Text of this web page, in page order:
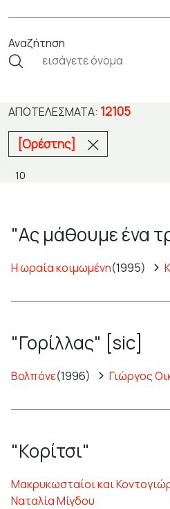
Αναζήτηση
ΑΠΟΤΕΛΈΣΜΑΤΑ: 12105
[Ορέστης]
"Ας μάθουμε ένα
Η ωραία κοιμωμένη(1995)
"Γορίλλας" [sic]
Βολπόνε(1996) Γιώργος
"Κορίτσι"
Μακρυκωσταίοι και
Ναταλία Μίγδου